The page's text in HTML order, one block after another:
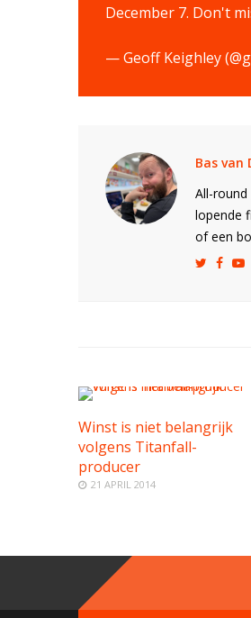
December 7. Don't
— Geoff Keighley
Bas van
All-
lopende
of een
Winst is niet belangrijk
volgens Titanfall-
producer
21 APRIL 2014